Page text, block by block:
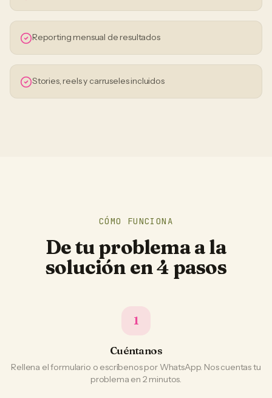
Reporting mensual de resultados
Stories, reels y carruseles incluidos
CÓMO FUNCIONA
De tu problema a la
solución en 4 pasos
1
Cuéntanos
Rellena el formulario o escríbenos por WhatsApp. Nos cuentas tu
problema en 2 minutos.